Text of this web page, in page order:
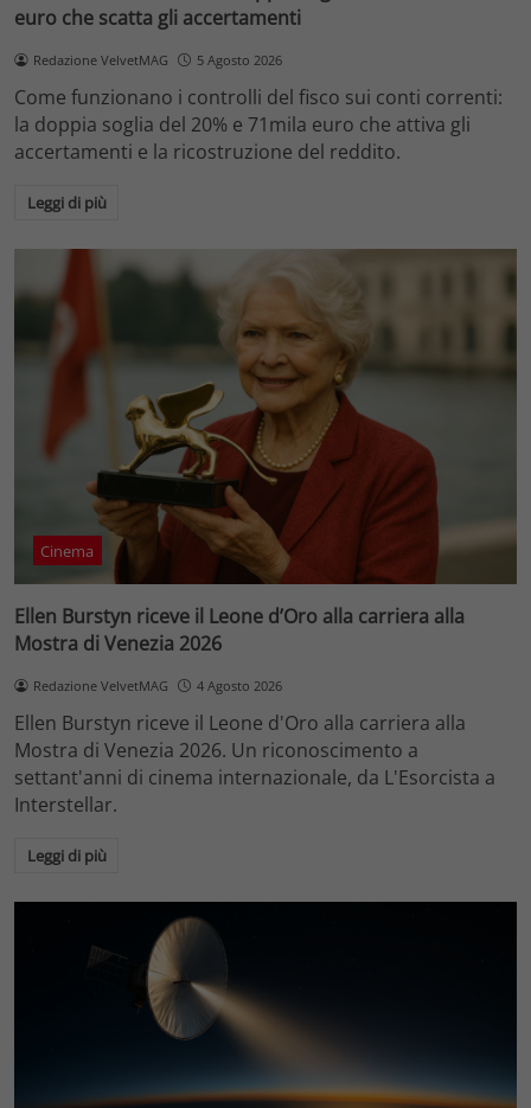
euro che scatta gli accertamenti
Redazione VelvetMAG 5 Agosto 2026
Come funzionano i controlli del fisco sui conti correnti:
la doppia soglia del 20% e 71mila euro che attiva gli
accertamenti e la ricostruzione del reddito.
Leggi di più
Cinema
Ellen Burstyn riceve il Leone d’Oro alla carriera alla
Mostra di Venezia 2026
Redazione VelvetMAG 4 Agosto 2026
Ellen Burstyn riceve il Leone d'Oro alla carriera alla
Mostra di Venezia 2026. Un riconoscimento a
settant'anni di cinema internazionale, da L'Esorcista a
Interstellar.
Leggi di più